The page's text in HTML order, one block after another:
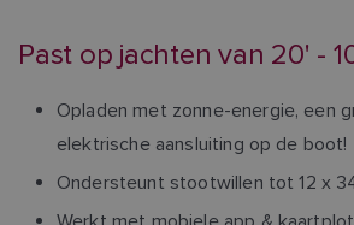
Past op jachten van 20' -
Opladen met zonne-energie, een
elektrische aansluiting op de boot!
Ondersteunt stootwillen tot 12 x